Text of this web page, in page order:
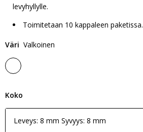
levyhyllylle.
Toimitetaan 10 kappaleen paketissa.
Väri Valkoinen
Koko
Leveys: 8 mm Syvyys: 8 mm